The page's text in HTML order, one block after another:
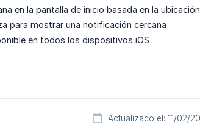
en la pantalla de inicio basada en la
para mostrar una notificación cercana
en todos los dispositivos iOS
Actualizado el: 11/02/